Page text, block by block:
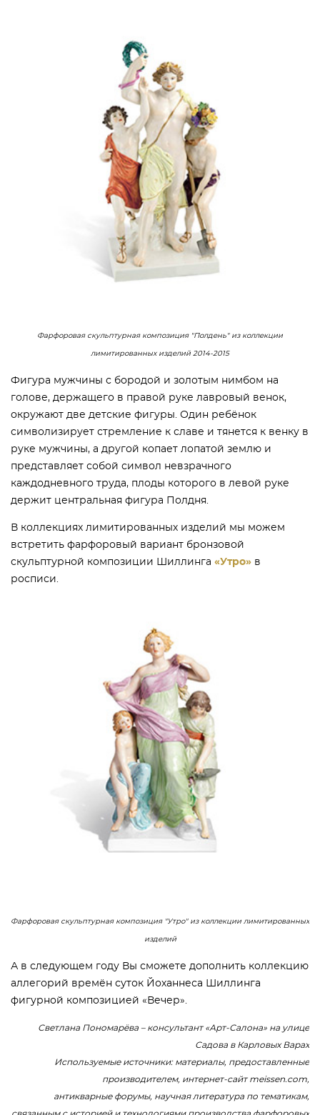
Фарфоровая скульптурная композиция "Полдень" из коллекции
лимитированных изделий 2014-2015
Фигура мужчины с бородой и золотым нимбом на
голове, держащего в правой руке лавровый венок,
окружают две детские фигуры. Один ребёнок
символизирует стремление к славе и тянется к венку в
руке мужчины, а другой копает лопатой землю и
представляет собой символ невзрачного
каждодневного труда, плоды которого в левой руке
держит центральная фигура Полдня.
В коллекциях лимитированных изделий мы можем
встретить фарфоровый вариант бронзовой
скульптурной композиции Шиллинга «Утро» в
росписи.
Фарфоровая скульптурная композиция "Утро" из коллекции лимитированных
изделий
А в следующем году Вы сможете дополнить коллекцию
аллегорий времён суток Йоханнеса Шиллинга
фигурной композицией «Вечер».
Светлана Пономарёва – консультант «Арт-Салона» на улице
Садова в Карловых Варах
Используемые источники: материалы, предоставленные
производителем, интернет-сайт meissen.com,
антикварные форумы, научная литература по тематикам,